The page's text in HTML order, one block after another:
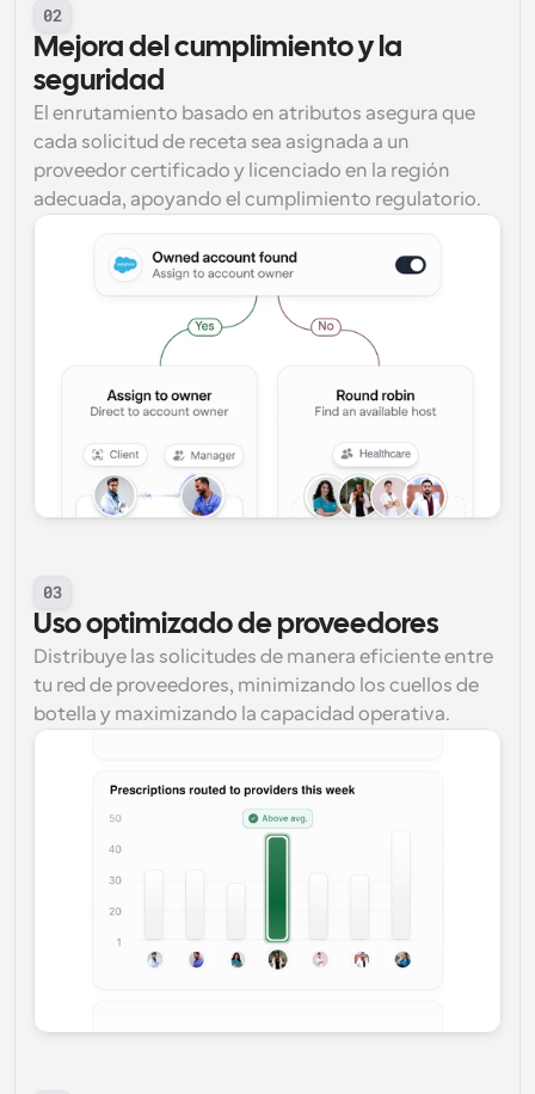
02
Mejora del cumplimiento y la
seguridad
El enrutamiento basado en atributos asegura que
cada solicitud de receta sea asignada a un
proveedor certificado y licenciado en la región
adecuada, apoyando el cumplimiento regulatorio.
03
Uso optimizado de proveedores
Distribuye las solicitudes de manera eficiente entre
tu red de proveedores, minimizando los cuellos de
botella y maximizando la capacidad operativa.